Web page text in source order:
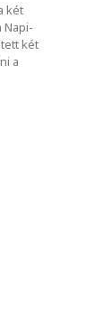
két
Napi-
két
a